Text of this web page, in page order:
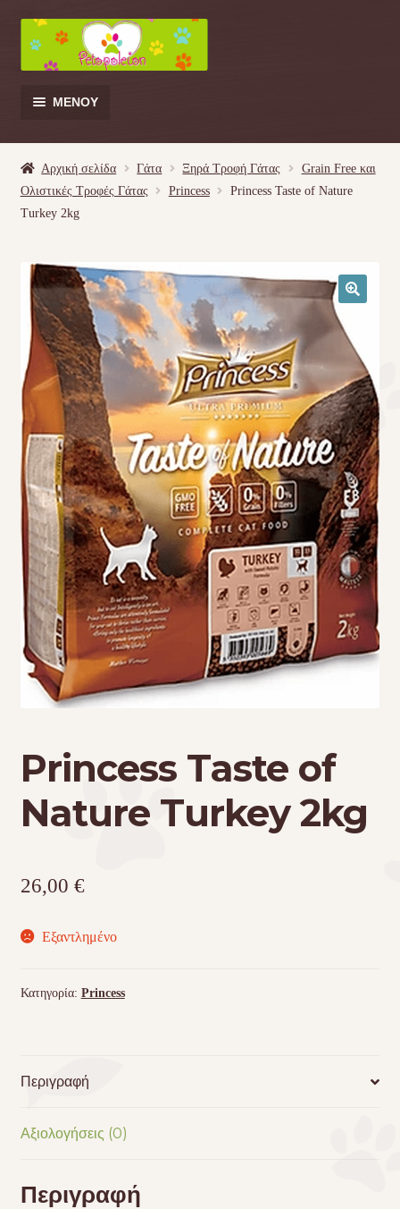
Απευθείας
μετάβαση
στην
πλοήγηση
Μετάβαση
σε
περιεχόμενο
ΜΕΝΟΎ
Γάτα
Κουνέλι
Πουλί
Κρεβατάκια
Τσάντες μεταφοράς
Επικοινωνία
Φροντίδα – Είδη Υγιεινής
Αρχική σελίδα Γάτα Ξηρά Τροφή Γάτας
Grain Free και
Ολιστικές Τροφές Γάτας
Princess
Princess Taste of Nature
Turkey 2kg
Princess Taste of
Nature Turkey 2kg
26,00 €
Εξαντλημένο
Κατηγορία: Princess
Περιγραφή
Αξιολογήσεις (0)
Περιγραφή